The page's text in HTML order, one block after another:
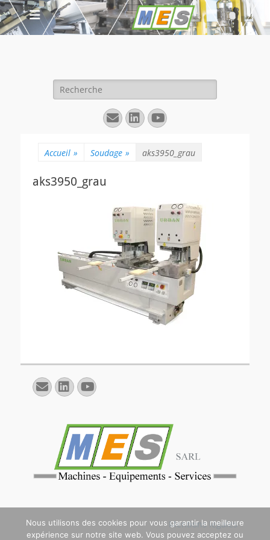
Rechercher :
E-
mail
Linkedin
YouTube
Accueil » Soudage » aks3950_grau
aks3950_grau
E-
mail
Linkedin
YouTube
Mentions légales
Nous utilisons des cookies pour vous garantir la meilleure
expérience sur notre site web. Vous pouvez acceptez ou